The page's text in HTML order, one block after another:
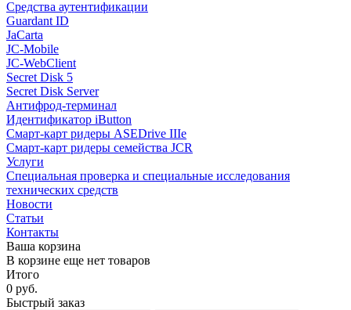
Средства аутентификации
Guardant ID
JaCarta
JC-Mobile
JC-WebClient
Secret Disk 5
Secret Disk Server
Антифрод-терминал
Идентификатор iButton
Смарт-карт ридеры ASEDrive IIIe
Смарт-карт ридеры семейства JCR
Услуги
Специальная проверка и специальные исследования
технических средств
Новости
Статьи
Контакты
Ваша корзина
В корзине еще нет товаров
Итого
0 руб.
Быстрый заказ